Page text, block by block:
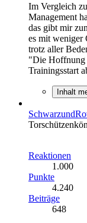
Im Vergleich
Management
das gibt mir
es mit weniger
trotz aller
"Die Hoffnung
Trainingsstart
Inhalt
Reaktionen
1.000
Punkte
4.240
Beiträge
648